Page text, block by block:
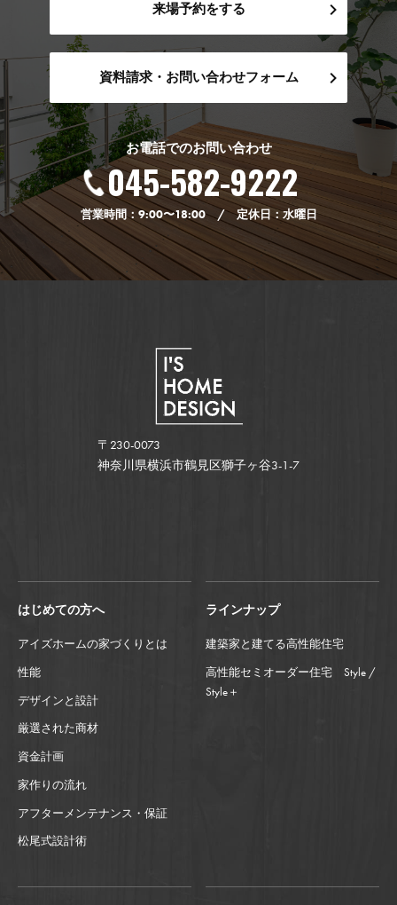
来場予約をする
資料請求・お問い合わせフォーム
お電話でのお問い合わせ
045-582-9222
営業時間：9:00〜18:00 / 定休日：水曜日
〒230-0073
神奈川県横浜市鶴見区獅子ヶ谷3-1-7
はじめての方へ
アイズホームの家づくりとは
性能
デザインと設計
厳選された商材
資金計画
家作りの流れ
アフターメンテナンス・保証
松尾式設計術
ラインナップ
建築家と建てる高性能住宅
高性能セミオーダー住宅 Style /
Style＋